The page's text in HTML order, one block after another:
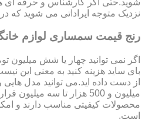
شوید.حتی اگر کارشناس و حرفه ای
نزدیک متوجه ایراداتی می شوید که در
رنج قیمت سمساری لوازم خانگی
اگر نمی توانید چهار یا شش میلیون
بای ساید هزینه کنید به معنی این
از دست داده اید.می توانید مدل هایی
میلیون و 500 هزار تا سه
محصولات کیفیتی مناسب دارند و
است.